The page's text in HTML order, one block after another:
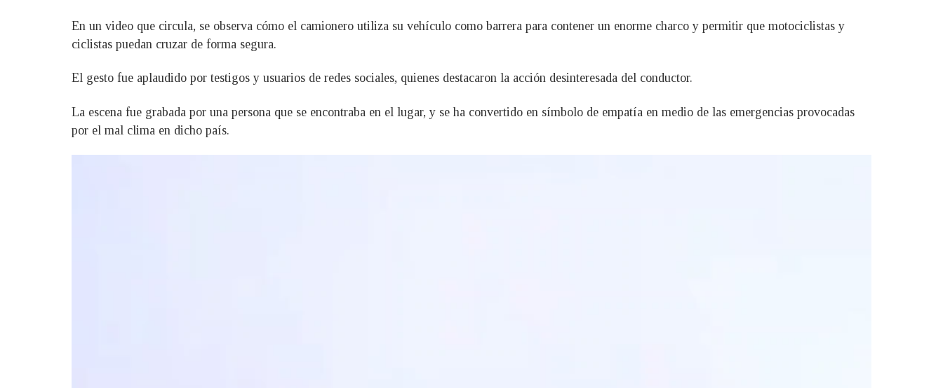
En un video que circula, se observa cómo el camionero utiliza su vehículo como barrera para contener un enorme charco y permitir que motociclistas y
ciclistas puedan cruzar de forma segura.
El gesto fue aplaudido por testigos y usuarios de redes sociales, quienes destacaron la acción desinteresada del conductor.
La escena fue grabada por una persona que se encontraba en el lugar, y se ha convertido en símbolo de empatía en medio de las emergencias provocadas
por el mal clima en dicho país.